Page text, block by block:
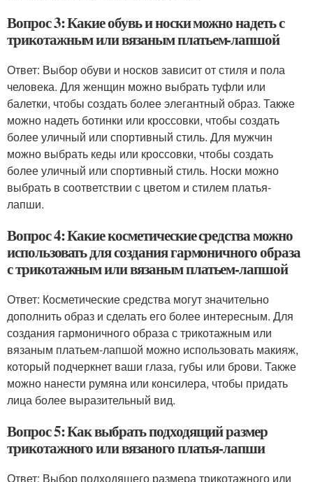
Вопрос 3: Какие обувь и носки можно надеть с
трикотажным или вязаным платьем-лапшой
Ответ: Выбор обуви и носков зависит от стиля и пола
человека. Для женщин можно выбрать туфли или
балетки, чтобы создать более элегантный образ. Также
можно надеть ботинки или кроссовки, чтобы создать
более уличный или спортивный стиль. Для мужчин
можно выбрать кеды или кроссовки, чтобы создать
более уличный или спортивный стиль. Носки можно
выбрать в соответствии с цветом и стилем платья-
лапши.
Вопрос 4: Какие косметические средства можно
использовать для создания гармоничного образа
с трикотажным или вязаным платьем-лапшой
Ответ: Косметические средства могут значительно
дополнить образ и сделать его более интересным. Для
создания гармоничного образа с трикотажным или
вязаным платьем-лапшой можно использовать макияж,
который подчеркнет ваши глаза, губы или брови. Также
можно нанести румяна или консилера, чтобы придать
лица более выразительный вид.
Вопрос 5: Как выбрать подходящий размер
трикотажного или вязаного платья-лапши
Ответ: Выбор подходящего размера трикотажного или